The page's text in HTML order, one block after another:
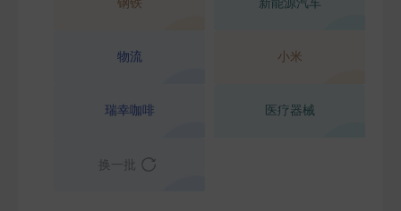
物流 小米
瑞幸咖啡 医疗器械
换一批